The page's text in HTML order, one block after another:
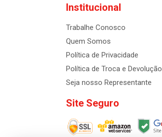
Institucional
Trabalhe Conosco
Quem Somos
Política de Privacidade
Política de Troca e Devolução
Seja nosso Representante
Site Seguro